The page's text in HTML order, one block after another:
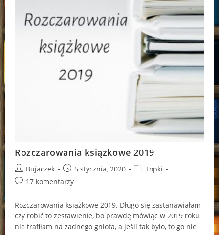
Rozczarowania książkowe 2019
Post
author:
Bujaczek
Post
published:
5 stycznia, 2020
PostTopki
Post17 komentarzy
Rozczarowania książkowe 2019. Długo się zastanawiałam
czy robić to zestawienie, bo prawdę mówiąc w 2019 roku
nie trafiłam na żadnego gniota, a jeśli tak było, to go nie